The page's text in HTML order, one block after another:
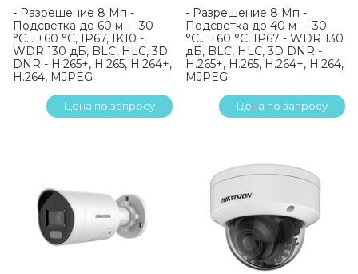
- Разрешение 8 Мп -
Подсветка до 60 м - –30
°C… +60 °C, IP67, IK10 -
WDR 130 дБ, BLC, HLC, 3D
DNR - H.265+, H.265, H.264+,
H.264, MJPEG
Цена по запросу
- Разрешение 8 Мп -
Подсветка до 40 м - –30
°C… +60 °C, IP67 - WDR 130
дБ, BLC, HLC, 3D DNR -
H.265+, H.265, H.264+, H.264,
MJPEG
Цена по запросу